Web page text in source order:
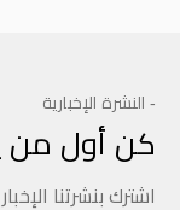
- النشرة الإخبارية
كن أول من
اشترك بنشرتنا